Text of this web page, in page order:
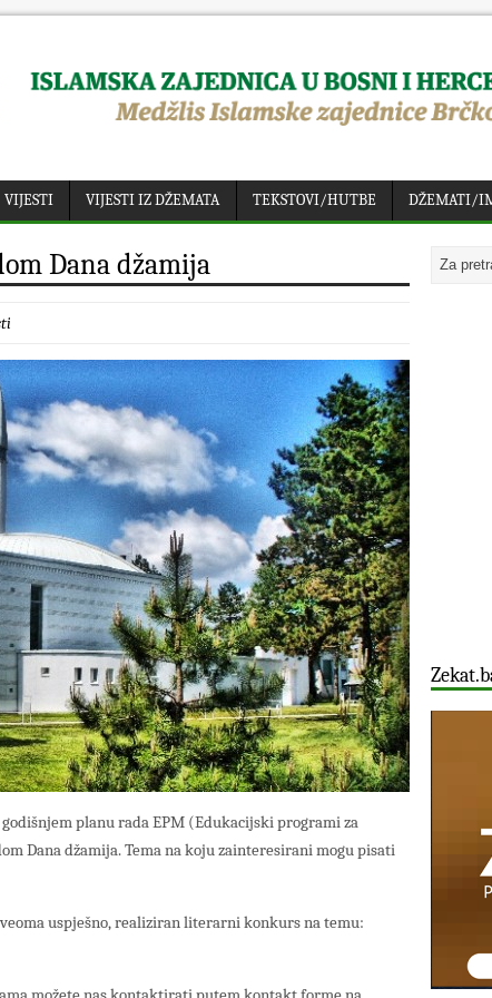
VIJESTI VIJESTI IZ DŽEMATA TEKSTOVI/HUTBE DŽEMATI/
Dana džamija
planu rada EPM (Edukacijski programi za
Dana džamija. Tema na koju zainteresirani mogu pisati
uspješno, realiziran literarni konkurs na temu: